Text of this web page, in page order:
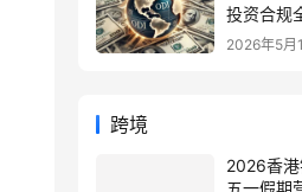
投资合规
备案流程
2026年5月
跨境
2026香港